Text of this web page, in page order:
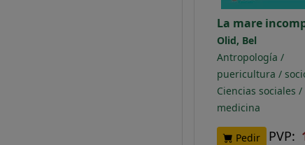
La mare
Olid, Bel
Antropología /
puericultura /
Ciencias sociales /
medicina
Pedir PVP: